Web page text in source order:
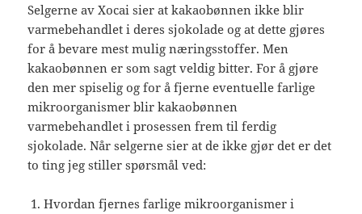
Selgerne av Xocai sier at kakaobønnen ikke blir
varmebehandlet i deres sjokolade og at dette gjøres
for å bevare mest mulig næringsstoffer. Men
kakaobønnen er som sagt veldig bitter. For å gjøre
den mer spiselig og for å fjerne eventuelle farlige
mikroorganismer blir kakaobønnen
varmebehandlet i prosessen frem til ferdig
sjokolade. Når selgerne sier at de ikke gjør det er det
to ting jeg stiller spørsmål ved:
Hvordan fjernes farlige mikroorganismer i